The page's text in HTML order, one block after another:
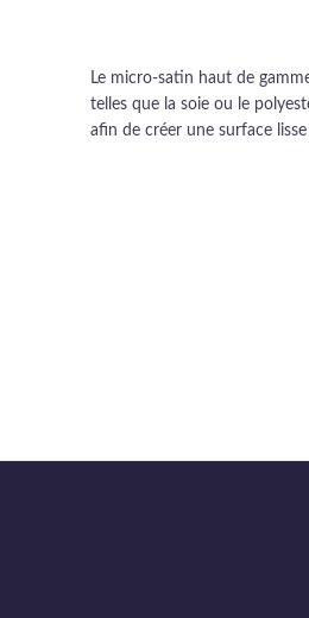
Le micro-satin haut de
telles que la soie ou le
afin de créer une surface